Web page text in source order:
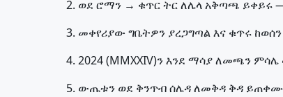
ወደ ሮማን → ቁጥር ትር ለሌላ አቅጣጫ ይቀይሩ —
መቀየሪያው ግቤትዎን ያረጋግጣል እና ቁጥሩ
2024 (MMXXIV)ን እንደ ማሳያ ለመጫን
ውጤቱን ወደ ቅንጥብ ሰሌዳ ለመቅዳ ቅዳ